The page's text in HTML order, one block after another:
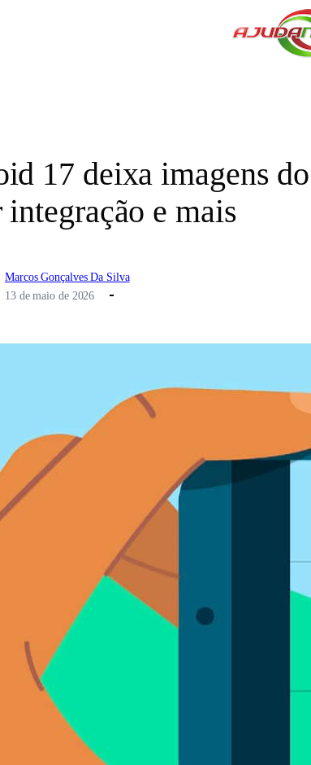
17 deixa imagens
e mais
Marcos Gonçalves Da Silva
13 de maio de 2026